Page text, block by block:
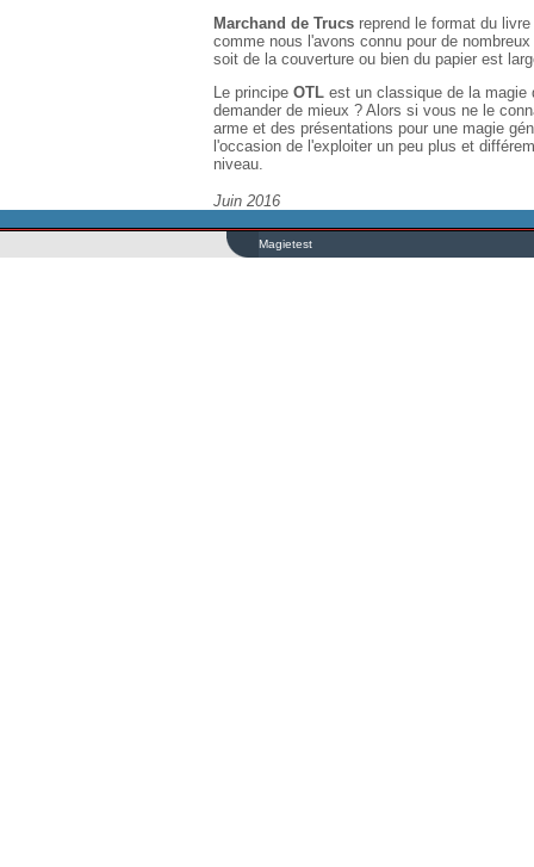
Marchand de Trucs reprend le format du
comme nous l'avons connu pour de
soit de la couverture ou bien du papier est
Le principe OTL est un classique de la
demander de mieux ? Alors si vous ne le
arme et des présentations pour une magie
l'occasion de l'exploiter un peu plus et
niveau.
Juin 2016
Magietest